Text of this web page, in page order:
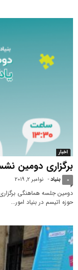
اخبار
برگزاری دومین
بنیاد- نوامبر 2, 2019 0
حوزه اتیسم در بنیاد امور...